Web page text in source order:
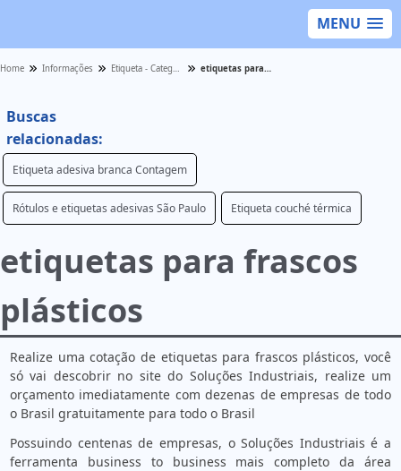
MENU
Home Informações Etiqueta - Categoria etiquetas para frascos plásticos
Buscas
relacionadas:
Etiqueta adesiva branca Contagem
Rótulos e etiquetas adesivas São Paulo Etiqueta couché térmica
etiquetas para frascos
plásticos
Realize uma cotação de etiquetas para frascos plásticos, você
só vai descobrir no site do Soluções Industriais, realize um
orçamento imediatamente com dezenas de empresas de todo
o Brasil gratuitamente para todo o Brasil
Possuindo centenas de empresas, o Soluções Industriais é a
ferramenta business to business mais completo da área